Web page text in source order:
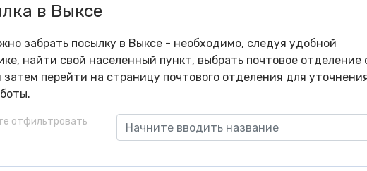
в Выксе
забрать посылку в Выксе - необходимо, следуя удобной
найти свой населенный пункт, выбрать почтовое отделение
перейти на страницу почтового отделения для
отфильтровать